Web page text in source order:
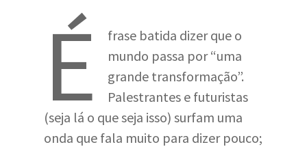
É
frase batida dizer que o
mundo passa por “uma
grande transformação”.
Palestrantes e futuristas
(seja lá o que seja isso) surfam uma
onda que fala muito para dizer pouco;